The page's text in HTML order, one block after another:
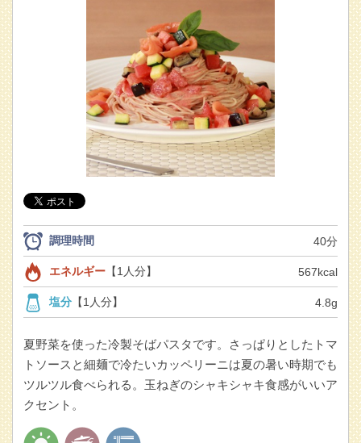
調理時間 40分
エネルギー【1人分】 567kcal
塩分【1人分】 4.8g
夏野菜を使った冷製そばパスタです。さっぱりとしたトマ
トソースと細麺で冷たいカッペリーニは夏の暑い時期でも
ツルツル食べられる。玉ねぎのシャキシャキ食感がいいア
クセント。